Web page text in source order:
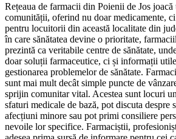
Rețeaua de farmacii din Poienii de Jos
comunității, oferind nu doar medicamente,
pentru locuitorii din această localitate din
în care sănătatea devine o prioritate,
prezintă ca veritabile centre de sănătate,
doar soluții farmaceutice, ci și informații
gestionarea problemelor de sănătate.
sunt mai mult decât simple puncte de
sprijin comunitar vital. Acestea sunt locuri
sfaturi medicale de bază, pot discuta despre
afecțiuni minore sau pot primi consiliere
nevoile lor specifice. Farmaciștii,